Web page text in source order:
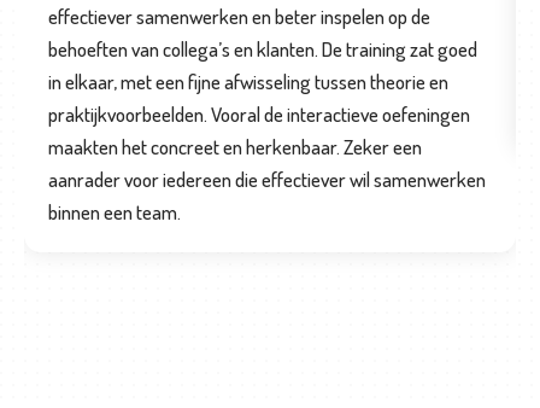
effectiever samenwerken en beter inspelen op de
behoeften van collega’s en klanten. De training zat goed
in elkaar, met een fijne afwisseling tussen theorie en
praktijkvoorbeelden. Vooral de interactieve oefeningen
maakten het concreet en herkenbaar. Zeker een
aanrader voor iedereen die effectiever wil samenwerken
binnen een team.